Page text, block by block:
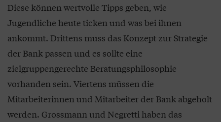
Diese können wertvolle Tipps geben, wie
Jugendliche heute ticken und was bei ihnen
ankommt. Drittens muss das Konzept zur Strategie
der Bank passen und es sollte eine
zielgruppengerechte Beratungsphilosophie
vorhanden sein. Viertens müssen die
Mitarbeiterinnen und Mitarbeiter der Bank abgeholt
werden. Grossmann und Negretti haben das